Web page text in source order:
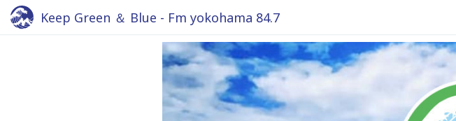
Keep Green ＆ Blue - Fm yokohama 84.7